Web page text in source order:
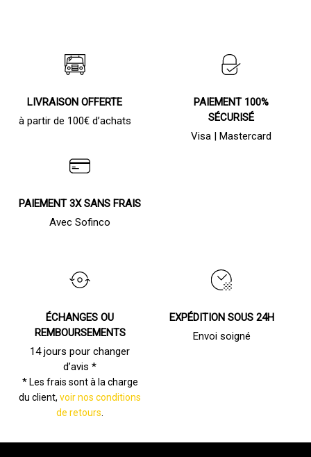
LIVRAISON OFFERTE
à partir de 100€ d’achats
PAIEMENT 100%
SÉCURISÉ
Visa | Mastercard
PAIEMENT 3X SANS FRAIS
Avec Sofinco
ÉCHANGES OU
REMBOURSEMENTS
14 jours pour changer
d’avis *
* Les frais sont à la charge
du client,voir nos conditions
de retours
EXPÉDITION SOUS 24H
Envoi soigné